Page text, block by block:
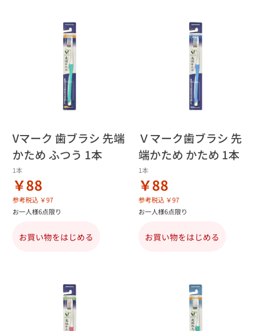
Vマーク 歯ブラシ 先端
かため ふつう 1本
1本
￥88
参考税込 ￥97
お一人様6点限り
お買い物をはじめる
Ｖマーク歯ブラシ 先
端かため かため 1本
1本
￥88
参考税込 ￥97
お一人様6点限り
お買い物をはじめる